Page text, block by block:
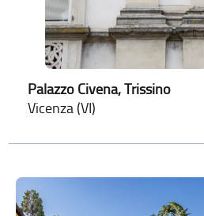
Palazzo Civena, Trissino
Vicenza (VI)